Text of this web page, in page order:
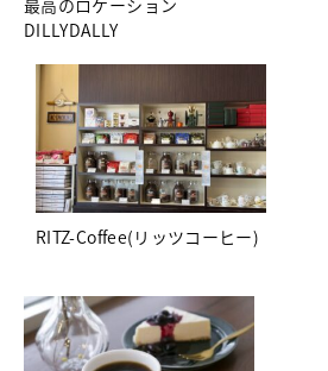
最高のロケーション
DILLYDALLY
RITZ-Coffee(リッツコーヒー)